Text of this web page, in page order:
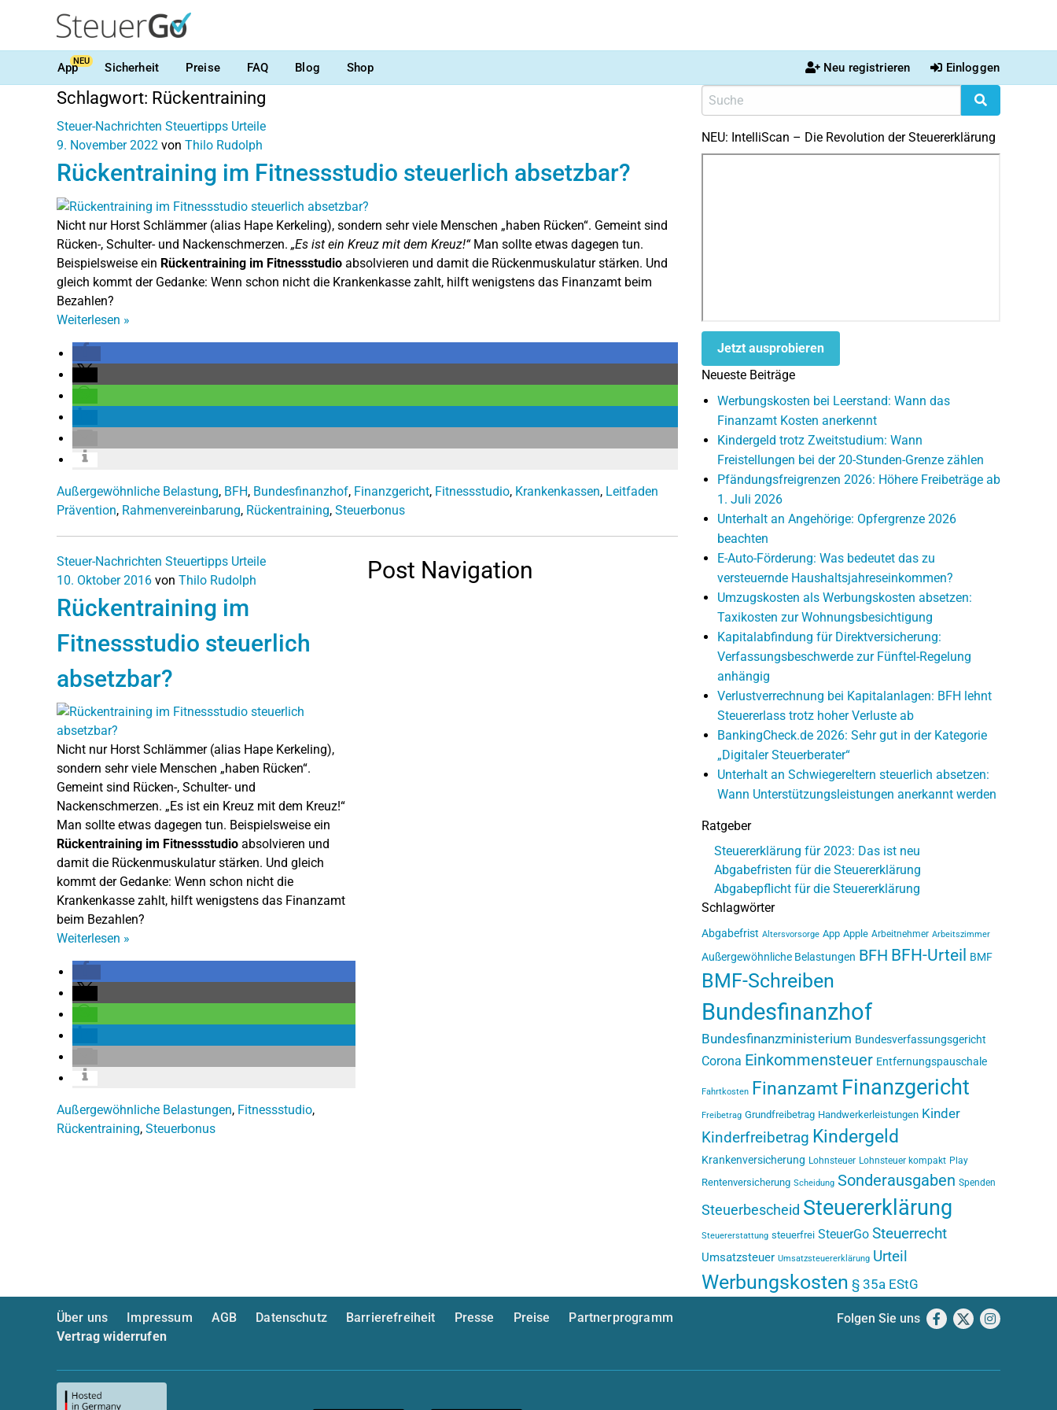
AppNEU Sicherheit Preise FAQ Blog Shop Neu registrieren Einloggen
Schlagwort: Rückentraining
Steuer-Nachrichten Steuertipps Urteile
9. November 2022 von Thilo Rudolph
Rückentraining im Fitnessstudio steuerlich absetzbar?
Nicht nur Horst Schlämmer (alias Hape Kerkeling), sondern sehr viele Menschen „haben Rücken“. Gemeint sind
Rücken-, Schulter- und Nackenschmerzen. „Es ist ein Kreuz mit dem Kreuz!“Man sollte etwas dagegen tun.
Beispielsweise ein Rückentraining im Fitnessstudio absolvieren und damit die Rückenmuskulatur stärken. Und
gleich kommt der Gedanke: Wenn schon nicht die Krankenkasse zahlt, hilft wenigstens das Finanzamt beim
Bezahlen?
Weiterlesen »
Außergewöhnliche Belastung, BFH, Bundesfinanzhof, Finanzgericht, Fitnessstudio, Krankenkassen, Leitfaden
Prävention, Rahmenvereinbarung, Rückentraining, Steuerbonus
Steuer-Nachrichten Steuertipps Urteile
10. Oktober 2016 von Thilo Rudolph
Rückentraining im
Fitnessstudio steuerlich
absetzbar?
Nicht nur Horst Schlämmer (alias Hape Kerkeling),
sondern sehr viele Menschen „haben Rücken“.
Gemeint sind Rücken-, Schulter- und
Nackenschmerzen. „Es ist ein Kreuz mit dem Kreuz!“
Man sollte etwas dagegen tun. Beispielsweise ein
Rückentraining im Fitnessstudio absolvieren und
damit die Rückenmuskulatur stärken. Und gleich
kommt der Gedanke: Wenn schon nicht die
Krankenkasse zahlt, hilft wenigstens das Finanzamt
beim Bezahlen?
Weiterlesen »
Außergewöhnliche Belastungen, Fitnessstudio,
Rückentraining, Steuerbonus
Post Navigation
NEU: IntelliScan – Die Revolution der Steuererklärung
Jetzt ausprobieren
Neueste Beiträge
Werbungskosten bei Leerstand: Wann das
Finanzamt Kosten anerkennt
Kindergeld trotz Zweitstudium: Wann
Freistellungen bei der 20-Stunden-Grenze zählen
Pfändungsfreigrenzen 2026: Höhere Freibeträge ab
1. Juli 2026
Unterhalt an Angehörige: Opfergrenze 2026
beachten
E-Auto-Förderung: Was bedeutet das zu
versteuernde Haushaltsjahreseinkommen?
Umzugskosten als Werbungskosten absetzen:
Taxikosten zur Wohnungsbesichtigung
Kapitalabfindung für Direktversicherung:
Verfassungsbeschwerde zur Fünftel-Regelung
anhängig
Verlustverrechnung bei Kapitalanlagen: BFH lehnt
Steuererlass trotz hoher Verluste ab
BankingCheck.de 2026: Sehr gut in der Kategorie
„Digitaler Steuerberater“
Unterhalt an Schwiegereltern steuerlich absetzen:
Wann Unterstützungsleistungen anerkannt werden
Ratgeber
Steuererklärung für 2023: Das ist neu
Abgabefristen für die Steuererklärung
Abgabepflicht für die Steuererklärung
Schlagwörter
Abgabefrist Altersvorsorge App Apple Arbeitnehmer Arbeitszimmer
Außergewöhnliche Belastungen BFH BFH-Urteil BMF
BMF-Schreiben
Bundesfinanzhof
Bundesfinanzministerium Bundesverfassungsgericht
Corona Einkommensteuer Entfernungspauschale
Fahrtkosten Finanzamt Finanzgericht
Freibetrag Grundfreibetrag Handwerkerleistungen Kinder
Kinderfreibetrag Kindergeld
Krankenversicherung Lohnsteuer Lohnsteuer kompakt Play
Rentenversicherung Scheidung Sonderausgaben Spenden
Steuerbescheid Steuererklärung
Steuererstattung steuerfrei SteuerGo Steuerrecht
Umsatzsteuer Umsatzsteuererklärung Urteil
Werbungskosten § 35a EStG
Über uns Impressum AGB Datenschutz Barrierefreiheit Presse Preise
Partnerprogramm
Vertrag widerrufen
Folgen Sie uns Facebook
X Instagram